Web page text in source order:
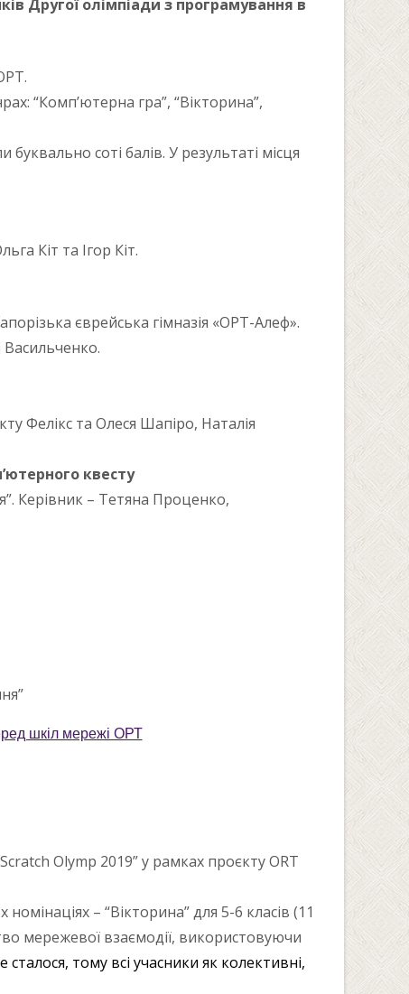
Другої олімпіади з програмування в
“Комп’ютерна гра”, “Вікторина”,
соті балів. У результаті місця
Кіт та Ігор Кіт.
єврейська гімназія «ОРТ-Алеф».
Васильченко.
Фелікс та Олеся Шапіро, Наталія
квесту
Керівник – Тетяна Проценко,
шкіл мережі ОРТ
Olymp 2019” у рамках проєкту ORT
– “Вікторина” для 5-6 класів (11
мережевої взаємодії, використовуючи
тому всі учасники як колективні,